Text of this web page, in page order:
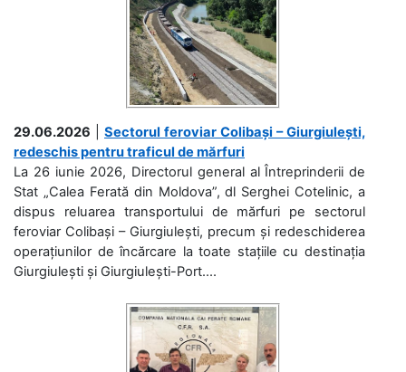
29.06.2026
Sectorul feroviar Colibași – Giurgiulești,
redeschis pentru traficul de mărfuri
La 26 iunie 2026, Directorul general al Întreprinderii de
Stat „Calea Ferată din Moldova”, dl Serghei Cotelinic, a
dispus reluarea transportului de mărfuri pe sectorul
feroviar Colibași – Giurgiulești, precum și redeschiderea
operațiunilor de încărcare la toate stațiile cu destinația
Giurgiulești și Giurgiulești-Port....